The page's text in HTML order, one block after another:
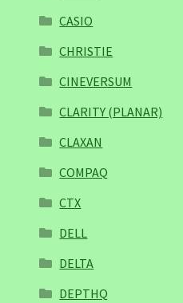
CASIO
CHRISTIE
CINEVERSUM
CLARITY (PLANAR)
CLAXAN
COMPAQ
CTX
DELL
DELTA
DEPTHQ